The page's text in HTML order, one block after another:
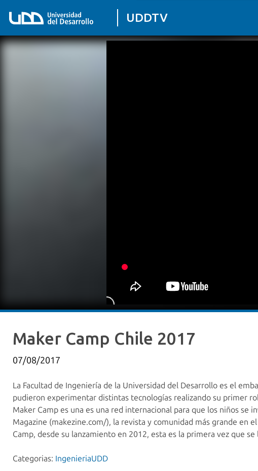
UDDTV
Maker Camp Chile 2017
07/08/2017
La Facultad de Ingeniería de la Universidad del Desarrollo es el
pudieron experimentar distintas tecnologías realizando su primer
Maker Camp es una es una red internacional para que los niños se
Magazine (makezine.com/), la revista y comunidad más grande en
Camp, desde su lanzamiento en 2012, esta es la primera vez que se
Categorias: IngenieriaUDD